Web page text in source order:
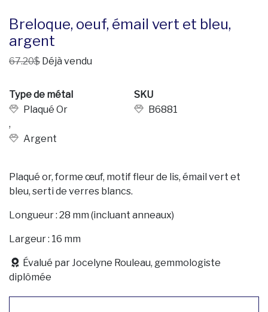
Breloque, oeuf, émail vert et bleu,
argent
67.20$ Déjà vendu
Type de métal
Plaqué Or
,
Argent
SKU
B6881
Plaqué or, forme œuf, motif fleur de lis, émail vert et
bleu, serti de verres blancs.
Longueur : 28 mm (incluant anneaux)
Largeur : 16 mm
Évalué par Jocelyne Rouleau, gemmologiste
diplômée